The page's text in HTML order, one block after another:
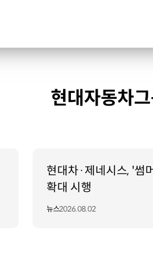
현대자동차
현대차·제네시스, '썸
확대 시행
뉴스2026.08.02